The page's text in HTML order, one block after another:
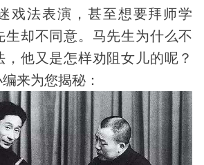
戏法表演，甚至想要拜师学
生却不同意。马先生为什么不
，他又是怎样劝阻女儿的呢？
来为您揭秘：